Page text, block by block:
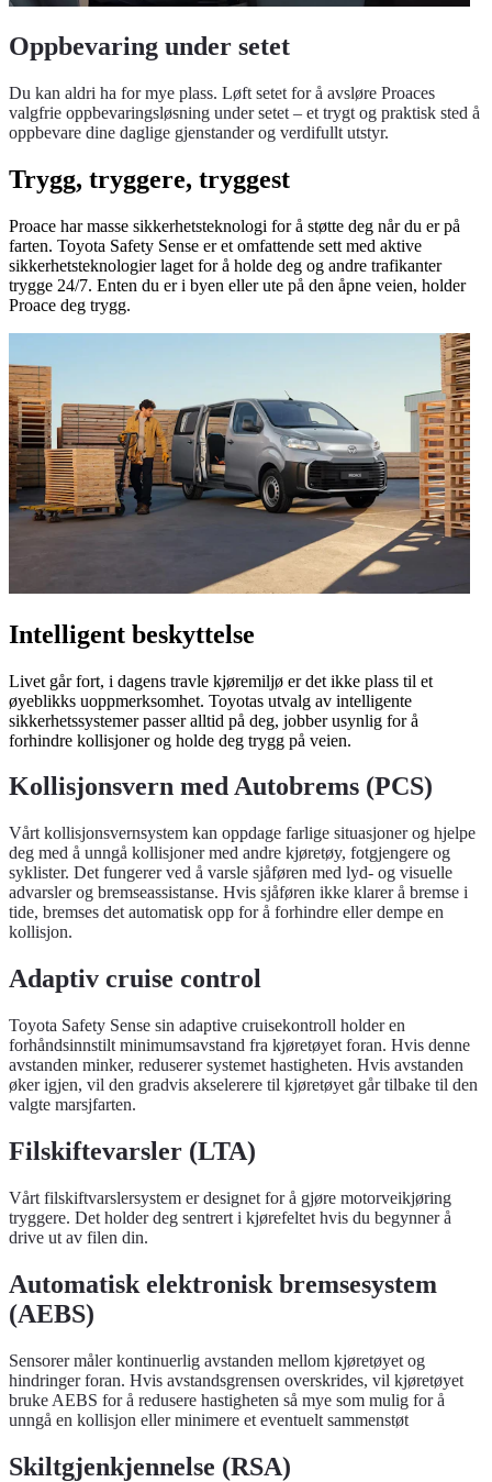
Oppbevaring under setet
Du kan aldri ha for mye plass. Løft setet for å avsløre Proaces
valgfrie oppbevaringsløsning under setet – et trygt og praktisk sted å
oppbevare dine daglige gjenstander og verdifullt utstyr.
Trygg, tryggere, tryggest
Proace har masse sikkerhetsteknologi for å støtte deg når du er på
farten. Toyota Safety Sense er et omfattende sett med aktive
sikkerhetsteknologier laget for å holde deg og andre trafikanter
trygge 24/7. Enten du er i byen eller ute på den åpne veien, holder
Proace deg trygg.
Intelligent beskyttelse
Livet går fort, i dagens travle kjøremiljø er det ikke plass til et
øyeblikks uoppmerksomhet. Toyotas utvalg av intelligente
sikkerhetssystemer passer alltid på deg, jobber usynlig for å
forhindre kollisjoner og holde deg trygg på veien.
Kollisjonsvern med Autobrems (PCS)
Vårt kollisjonsvernsystem kan oppdage farlige situasjoner og hjelpe
deg med å unngå kollisjoner med andre kjøretøy, fotgjengere og
syklister. Det fungerer ved å varsle sjåføren med lyd- og visuelle
advarsler og bremseassistanse. Hvis sjåføren ikke klarer å bremse i
tide, bremses det automatisk opp for å forhindre eller dempe en
kollisjon.
Adaptiv cruise control
Toyota Safety Sense sin adaptive cruisekontroll holder en
forhåndsinnstilt minimumsavstand fra kjøretøyet foran. Hvis denne
avstanden minker, reduserer systemet hastigheten. Hvis avstanden
øker igjen, vil den gradvis akselerere til kjøretøyet går tilbake til den
valgte marsjfarten.
Filskiftevarsler (LTA)
Vårt filskiftvarslersystem er designet for å gjøre motorveikjøring
tryggere. Det holder deg sentrert i kjørefeltet hvis du begynner å
drive ut av filen din.
Automatisk elektronisk bremsesystem
(AEBS)
Sensorer måler kontinuerlig avstanden mellom kjøretøyet og
hindringer foran. Hvis avstandsgrensen overskrides, vil kjøretøyet
bruke AEBS for å redusere hastigheten så mye som mulig for å
unngå en kollisjon eller minimere et eventuelt sammenstøt
Skiltgjenkjennelse (RSA)